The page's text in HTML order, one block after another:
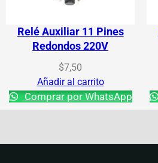
Relé Auxiliar 11 Pines
Redondos 220V
$7,50
Añadir al carrito
Comprar por WhatsApp